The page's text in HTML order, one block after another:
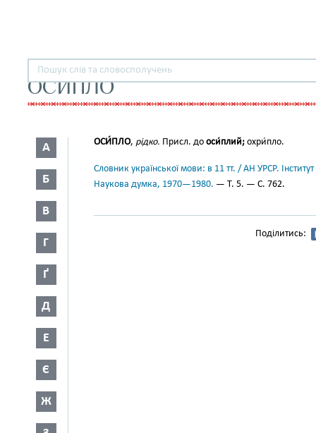
ОСИПЛО
А
Б
В
Г
Ґ
Д
Е
Є
Ж
ОСИ́ПЛО, рідко. Присл. до оси́плий; охри́пло.
Словник української мови: в 11 тт. / АН УРСР.
Наукова думка, 1970—1980. — Т. 5. — С. 762.
Поділитись: